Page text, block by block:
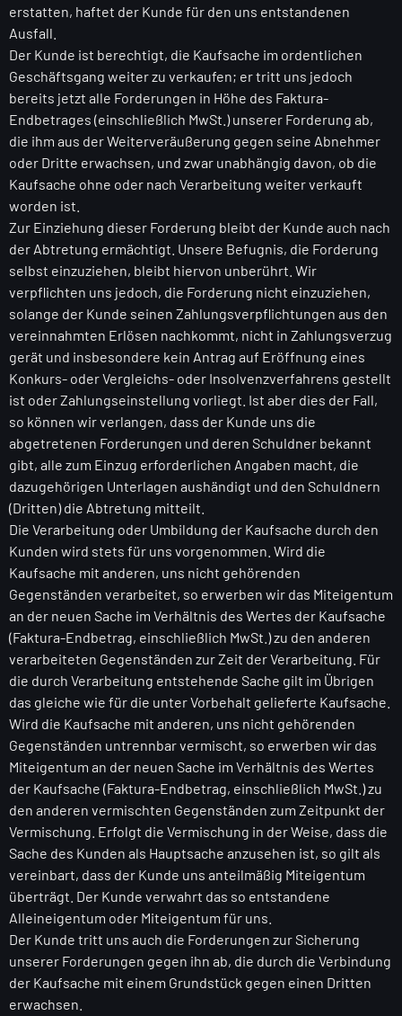
erstatten, haftet der Kunde für den uns entstandenen
Ausfall.
Der Kunde ist berechtigt, die Kaufsache im ordentlichen
Geschäftsgang weiter zu verkaufen; er tritt uns jedoch
bereits jetzt alle Forderungen in Höhe des Faktura-
Endbetrages (einschließlich MwSt.) unserer Forderung ab,
die ihm aus der Weiterveräußerung gegen seine Abnehmer
oder Dritte erwachsen, und zwar unabhängig davon, ob die
Kaufsache ohne oder nach Verarbeitung weiter verkauft
worden ist.
Zur Einziehung dieser Forderung bleibt der Kunde auch nach
der Abtretung ermächtigt. Unsere Befugnis, die Forderung
selbst einzuziehen, bleibt hiervon unberührt. Wir
verpflichten uns jedoch, die Forderung nicht einzuziehen,
solange der Kunde seinen Zahlungsverpflichtungen aus den
vereinnahmten Erlösen nachkommt, nicht in Zahlungsverzug
gerät und insbesondere kein Antrag auf Eröffnung eines
Konkurs- oder Vergleichs- oder Insolvenzverfahrens gestellt
ist oder Zahlungseinstellung vorliegt. Ist aber dies der Fall,
so können wir verlangen, dass der Kunde uns die
abgetretenen Forderungen und deren Schuldner bekannt
gibt, alle zum Einzug erforderlichen Angaben macht, die
dazugehörigen Unterlagen aushändigt und den Schuldnern
(Dritten) die Abtretung mitteilt.
Die Verarbeitung oder Umbildung der Kaufsache durch den
Kunden wird stets für uns vorgenommen. Wird die
Kaufsache mit anderen, uns nicht gehörenden
Gegenständen verarbeitet, so erwerben wir das Miteigentum
an der neuen Sache im Verhältnis des Wertes der Kaufsache
(Faktura-Endbetrag, einschließlich MwSt.) zu den anderen
verarbeiteten Gegenständen zur Zeit der Verarbeitung. Für
die durch Verarbeitung entstehende Sache gilt im Übrigen
das gleiche wie für die unter Vorbehalt gelieferte Kaufsache.
Wird die Kaufsache mit anderen, uns nicht gehörenden
Gegenständen untrennbar vermischt, so erwerben wir das
Miteigentum an der neuen Sache im Verhältnis des Wertes
der Kaufsache (Faktura-Endbetrag, einschließlich MwSt.) zu
den anderen vermischten Gegenständen zum Zeitpunkt der
Vermischung. Erfolgt die Vermischung in der Weise, dass die
Sache des Kunden als Hauptsache anzusehen ist, so gilt als
vereinbart, dass der Kunde uns anteilmäßig Miteigentum
überträgt. Der Kunde verwahrt das so entstandene
Alleineigentum oder Miteigentum für uns.
Der Kunde tritt uns auch die Forderungen zur Sicherung
unserer Forderungen gegen ihn ab, die durch die Verbindung
der Kaufsache mit einem Grundstück gegen einen Dritten
erwachsen.